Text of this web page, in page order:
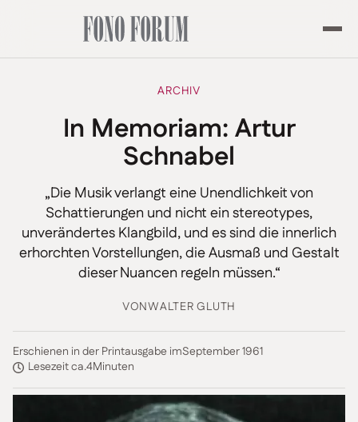
ARCHIV
In Memoriam: Artur
Schnabel
„Die Musik verlangt eine Unendlichkeit von
Schattierungen und nicht ein stereotypes,
unverändertes Klangbild, und es sind die innerlich
erhorchten Vorstellungen, die Ausmaß und Gestalt
dieser Nuancen regeln müssen.“
VONWALTER GLUTH
Erschienen in der Printausgabe imSeptember 1961
Lesezeit ca.4Minuten